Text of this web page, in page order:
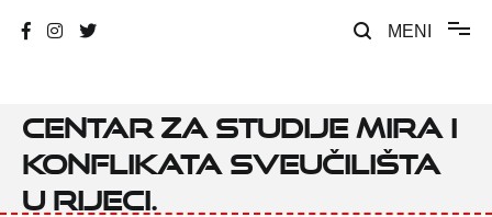
MENI
Centar za studije mira i
konflikata Sveučilišta
u Rijeci.